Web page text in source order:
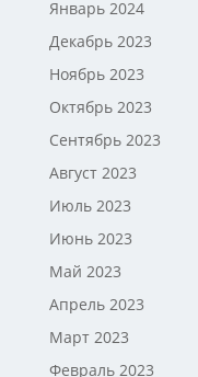
Январь 2024
Декабрь 2023
Ноябрь 2023
Октябрь 2023
Сентябрь 2023
Август 2023
Июль 2023
Июнь 2023
Май 2023
Апрель 2023
Март 2023
Февраль 2023